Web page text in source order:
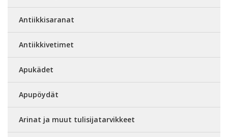
Antiikkisaranat
Antiikkivetimet
Apukädet
Apupöydät
Arinat ja muut tulisijatarvikkeet